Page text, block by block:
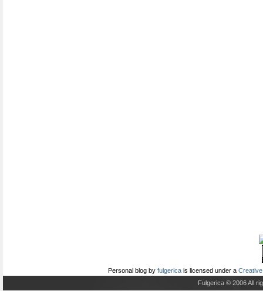
Personal blog by fulgerica is licensed under a
Fulgerica © 2006 All